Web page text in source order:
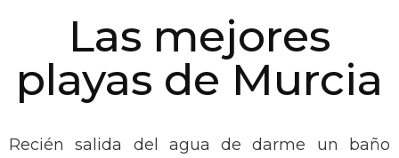
Las mejores
playas de Murcia
Recién salida del agua de darme un baño